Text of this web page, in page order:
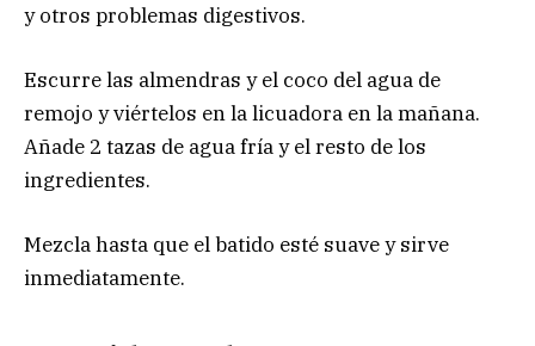
y otros problemas digestivos.
Escurre las almendras y el coco del agua de
remojo y viértelos en la licuadora en la mañana.
Añade 2 tazas de agua fría y el resto de los
ingredientes.
Mezcla hasta que el batido esté suave y sirve
inmediatamente.